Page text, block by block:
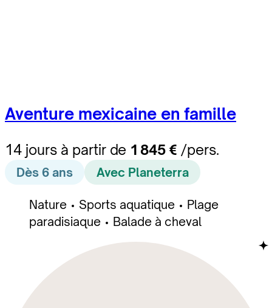
Aventure mexicaine en famille
14 jours à partir de 1 845 € /pers.
Dès 6 ans Avec Planeterra
Nature Sports aquatique
Plage
paradisiaque
Balade à cheval